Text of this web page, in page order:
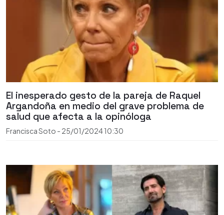
El inesperado gesto de la pareja de Raquel
Argandoña en medio del grave problema de
salud que afecta a la opinóloga
Francisca Soto - 25/01/202410:30